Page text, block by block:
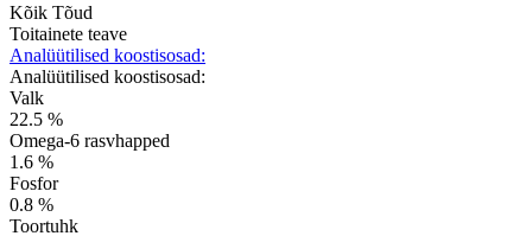
Kõik Tõud
Toitainete teave
Analüütilised koostisosad:
Analüütilised koostisosad:
Valk
22.5 %
Omega-6 rasvhapped
1.6 %
Fosfor
0.8 %
Toortuhk